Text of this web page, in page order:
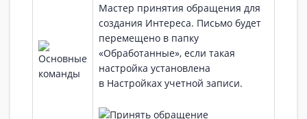
Мастер принятия обращения для
создания Интереса. Письмо будет
перемещено в папку
«Обработанные», если такая
настройка установлена
в Настройках учетной записи.